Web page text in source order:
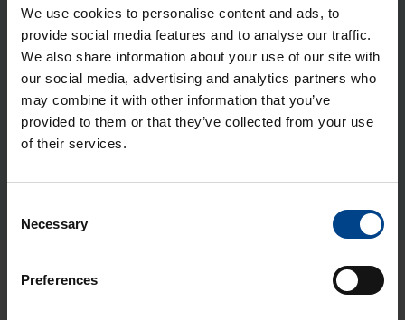
We use cookies to personalise content and ads, to
provide social media features and to analyse our traffic.
We also share information about your use of our site with
our social media, advertising and analytics partners who
may combine it with other information that you’ve
provided to them or that they’ve collected from your use
of their services.
Selection
Necessary
Preferences
Sähkönumero: 3500703
Liittyvät tuotteet
Suo­ja­kaap­pi la­taus­kes­kuk­sel­le, sei­
nä­asen­nus 1690mm Ahma LKS1690
Uusimmat artikkelit aiheesta